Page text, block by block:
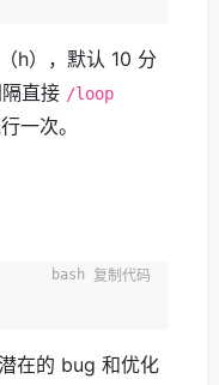
h），默认 10 分
直接 /loop
一次。
复制代码
在的 bug 和优化